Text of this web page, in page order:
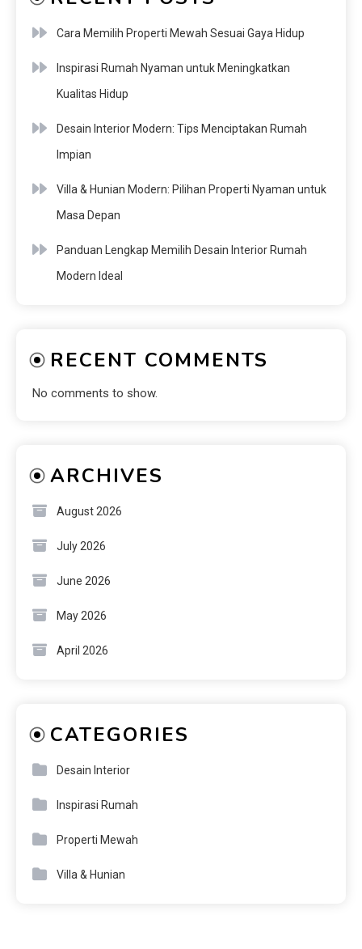
Cara Memilih Properti Mewah Sesuai Gaya Hidup
Inspirasi Rumah Nyaman untuk Meningkatkan
Kualitas Hidup
Desain Interior Modern: Tips Menciptakan Rumah
Impian
Villa & Hunian Modern: Pilihan Properti Nyaman untuk
Masa Depan
Panduan Lengkap Memilih Desain Interior Rumah
Modern Ideal
RECENT COMMENTS
No comments to show.
ARCHIVES
August 2026
July 2026
June 2026
May 2026
April 2026
CATEGORIES
Desain Interior
Inspirasi Rumah
Properti Mewah
Villa & Hunian